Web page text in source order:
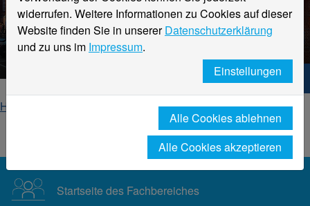
News
Hochschule Niederrhein. Dein Weg.
Home
Fachbereich Textil- und Bekleidungstechnik
Startseite des Fachbereiches
widerrufen. Weitere Informationen zu Cookies auf dieser
Website finden Sie in unsererDatenschutzerklärung
und zu uns im Impressum.
Einstellungen
Alle Cookies ablehnen
Alle Cookies akzeptieren